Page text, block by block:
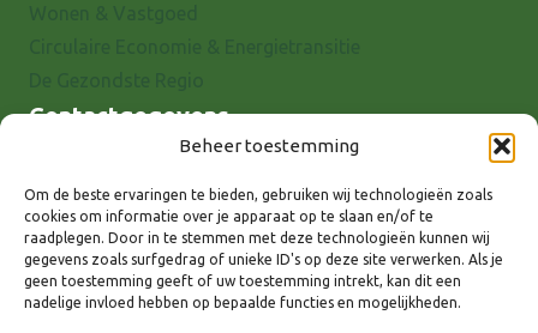
Beheer toestemming
Om de beste ervaringen te bieden, gebruiken wij technologieën zoals
cookies om informatie over je apparaat op te slaan en/of te
raadplegen. Door in te stemmen met deze technologieën kunnen wij
gegevens zoals surfgedrag of unieke ID's op deze site verwerken. Als je
geen toestemming geeft of uw toestemming intrekt, kan dit een
nadelige invloed hebben op bepaalde functies en mogelijkheden.
Contactgegevens
7001 EX Doetinchem
E-mail: info@8rhk.nl
Telefoonnummers
Privacyverklaring